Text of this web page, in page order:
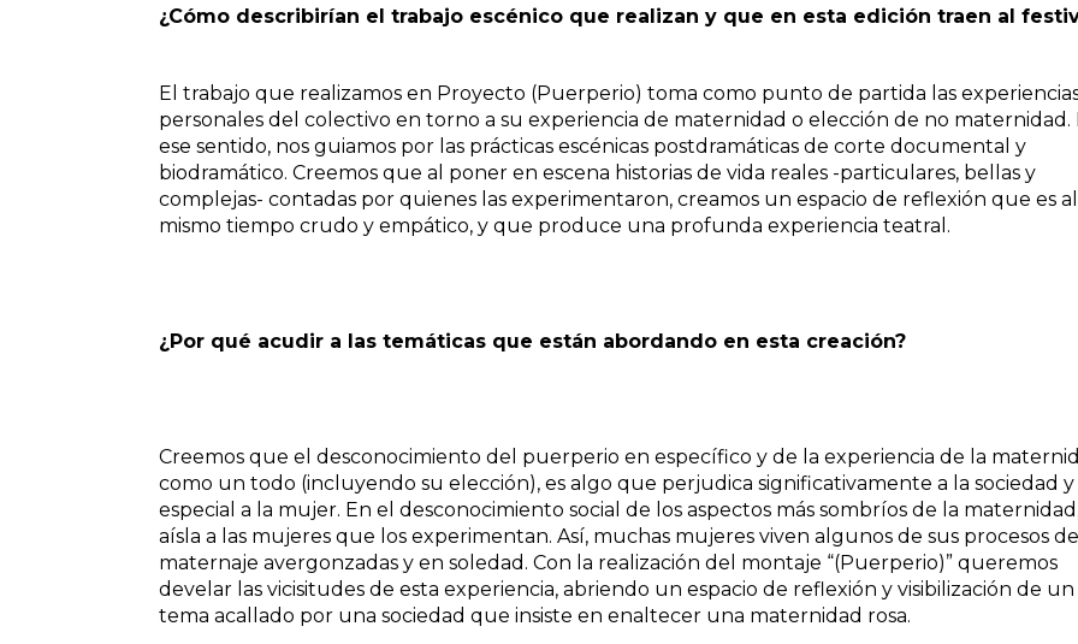
¿Cómo describirían el trabajo escénico que realizan y que en esta edición traen al
El trabajo que realizamos en Proyecto (Puerperio) toma como punto de partida las
personales del colectivo en torno a su experiencia de maternidad o elección de no maternidad.
ese sentido, nos guiamos por las prácticas escénicas postdramáticas de corte documental y
biodramático. Creemos que al poner en escena historias de vida reales -particulares, bellas y
complejas- contadas por quienes las experimentaron, creamos un espacio de reflexión que es al
mismo tiempo crudo y empático, y que produce una profunda experiencia teatral.
¿Por qué acudir a las temáticas que están abordando en esta creación?
Creemos que el desconocimiento del puerperio en específico y de la experiencia de la
como un todo (incluyendo su elección), es algo que perjudica significativamente a la sociedad y
especial a la mujer. En el desconocimiento social de los aspectos más sombríos de la
aísla a las mujeres que los experimentan. Así, muchas mujeres viven algunos de sus procesos de
maternaje avergonzadas y en soledad. Con la realización del montaje “(Puerperio)” queremos
develar las vicisitudes de esta experiencia, abriendo un espacio de reflexión y visibilización de un
tema acallado por una sociedad que insiste en enaltecer una maternidad rosa.